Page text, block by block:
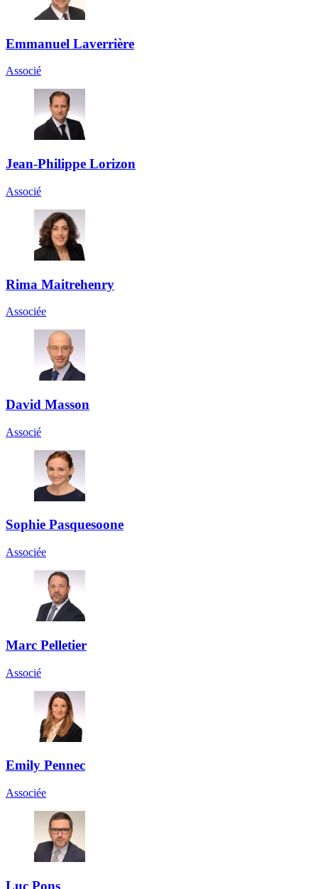
Emmanuel Laverrière
Associé
Jean-Philippe Lorizon
Associé
Rima Maitrehenry
Associée
David Masson
Associé
Sophie Pasquesoone
Associée
Marc Pelletier
Associé
Emily Pennec
Associée
Luc Pons